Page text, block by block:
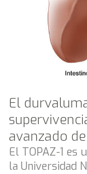
El
avanzado
El TOPAZ-1 es
la Universidad